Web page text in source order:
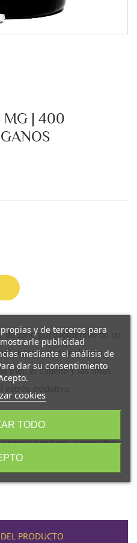
MG | 400
de Zinc puro (obtenido de su
el sistema inmunológico,
piel, el cabello y las uñas
AL MEJOR PRECIO:
por bote, suministro
PRODUCTO
y de terceros para
publicidad
mediante el análisis de
dar su consentimiento
cookies
TODO